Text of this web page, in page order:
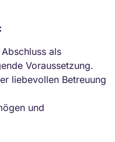
als
Voraussetzung.
liebevollen Betreuung
und